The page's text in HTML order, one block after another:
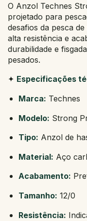
O Anzol Technes
projetado para
desafios da pesca
alta resistência e
durabilidade e
pesados.
✦ Especificações
Marca: Technes
Modelo: Strong
Tipo: Anzol de
Material: Aço
Acabamento:
Tamanho: 12/0
Resistência: